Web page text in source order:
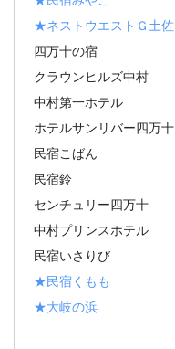
★ネストウエストＧ土佐
四万十の宿
クラウンヒルズ中村
中村第一ホテル
ホテルサンリバー四万十
民宿こばん
民宿鈴
センチュリー四万十
中村プリンスホテル
民宿いさりび
★民宿くもも
★大岐の浜